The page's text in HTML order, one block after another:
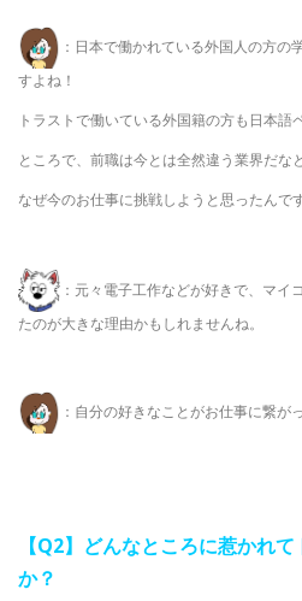
：日本で働かれている外国人の方
すよね！
トラストで働いている外国籍の方も日本語
ところで、前職は今とは全然違う業界だな
なぜ今のお仕事に挑戦しようと思ったんで
：元々電子工作などが好きで、マ
たのが大きな理由かもしれませんね。
：自分の好きなことがお仕事に繋が
【Q2】どんなところに惹かれ
か？